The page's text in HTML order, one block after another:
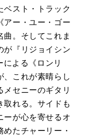
ベスト・トラック
アー・ユー・ゴー
。そしてこれま
が『リジョイシン
よる《ロンリ
、これが素晴らし
セニーのギタリ
取れる。サイドも
ーが心を寄せるオ
たチャーリー・